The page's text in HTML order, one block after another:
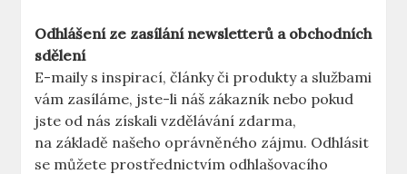
Odhlášení ze zasílání newsletterů a obchodních
sdělení
E-maily s inspirací, články či produkty a službami
vám zasíláme, jste-li náš zákazník nebo pokud
jste od nás získali vzdělávání zdarma,
na základě našeho oprávněného zájmu. Odhlásit
se můžete prostřednictvím odhlašovacího